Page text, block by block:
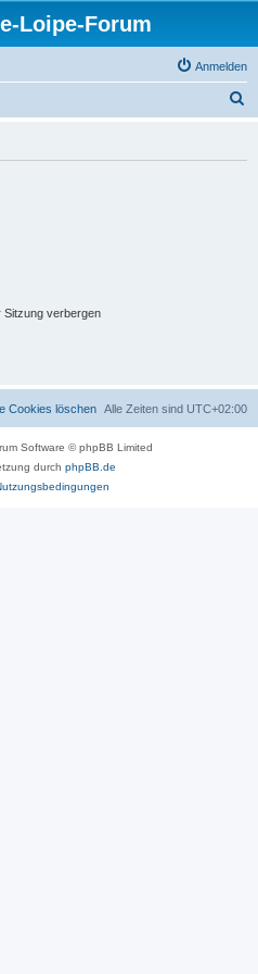
Loipe-Forum
Anmelden
Sitzung verbergen
Alle Zeiten sind UTC+02:00
Cookies löschen
Software © phpBB Limited
durch phpBB.de